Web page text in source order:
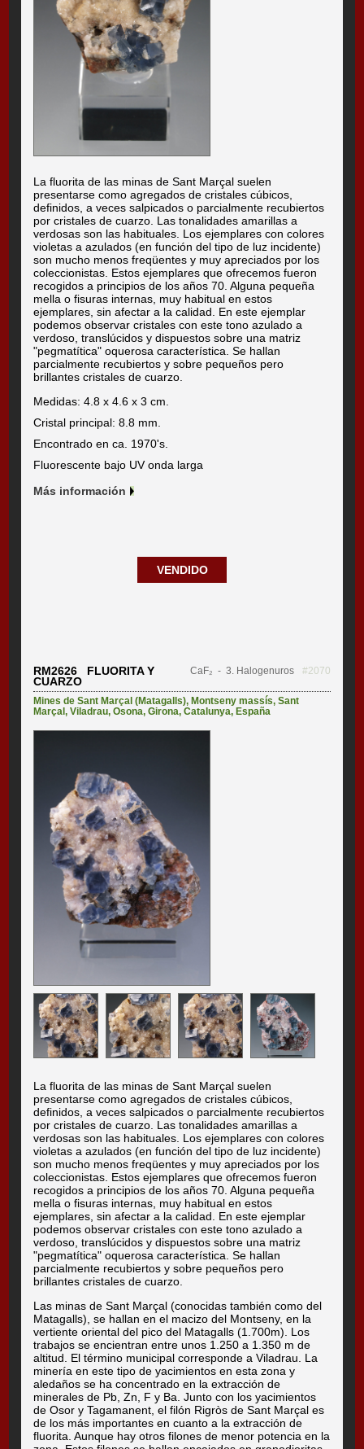
La fluorita de las minas de Sant Marçal suelen
presentarse como agregados de cristales cúbicos,
definidos, a veces salpicados o parcialmente recubiertos
por cristales de cuarzo. Las tonalidades amarillas a
verdosas son las habituales. Los ejemplares con colores
violetas a azulados (en función del tipo de luz incidente)
son mucho menos freqüentes y muy apreciados por los
coleccionistas. Estos ejemplares que ofrecemos fueron
recogidos a principios de los años 70. Alguna pequeña
mella o fisuras internas, muy habitual en estos
ejemplares, sin afectar a la calidad. En este ejemplar
podemos observar cristales con este tono azulado a
verdoso, translúcidos y dispuestos sobre una matriz
"pegmatítica" oquerosa característica. Se hallan
parcialmente recubiertos y sobre pequeños pero
brillantes cristales de cuarzo.
Medidas: 4.8 x 4.6 x 3 cm.
Cristal principal: 8.8 mm.
Encontrado en ca. 1970's.
Fluorescente bajo UV onda larga
Más información
VENDIDO
RM2626 FLUORITA Y
CUARZO
CaF₂ - 3. Halogenuros #2070
Mines de Sant Marçal (Matagalls),Montseny massís,Sant
Marçal,Viladrau,Osona,Girona,Catalunya,España
La fluorita de las minas de Sant Marçal suelen
presentarse como agregados de cristales cúbicos,
definidos, a veces salpicados o parcialmente recubiertos
por cristales de cuarzo. Las tonalidades amarillas a
verdosas son las habituales. Los ejemplares con colores
violetas a azulados (en función del tipo de luz incidente)
son mucho menos freqüentes y muy apreciados por los
coleccionistas. Estos ejemplares que ofrecemos fueron
recogidos a principios de los años 70. Alguna pequeña
mella o fisuras internas, muy habitual en estos
ejemplares, sin afectar a la calidad. En este ejemplar
podemos observar cristales con este tono azulado a
verdoso, translúcidos y dispuestos sobre una matriz
"pegmatítica" oquerosa característica. Se hallan
parcialmente recubiertos y sobre pequeños pero
brillantes cristales de cuarzo.
Las minas de Sant Marçal (conocidas también como del
Matagalls), se hallan en el macizo del Montseny, en la
vertiente oriental del pico del Matagalls (1.700m). Los
trabajos se encientran entre unos 1.250 a 1.350 m de
altitud. El término municipal corresponde a Viladrau. La
minería en este tipo de yacimientos en esta zona y
aledaños se ha concentrado en la extracción de
minerales de Pb, Zn, F y Ba. Junto con los yacimientos
de Osor y Tagamanent, el filón Rigròs de Sant Marçal es
de los más importantes en cuanto a la extracción de
fluorita. Aunque hay otros filones de menor potencia en la